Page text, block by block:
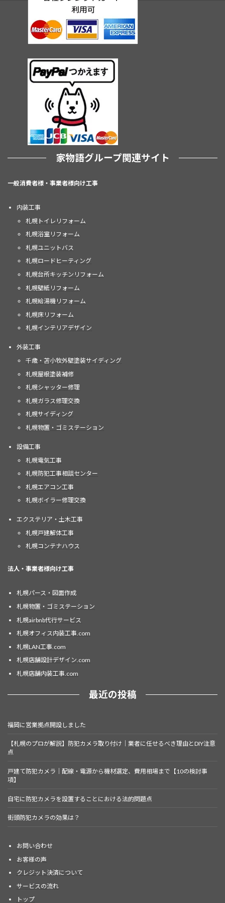
家物語グループ関連サイト
一般消費者様・事業者様向け工事
内装工事
札幌トイレリフォーム
札幌浴室リフォーム
札幌ユニットバス
札幌ロードヒーティング
札幌台所キッチンリフォーム
札幌壁紙リフォーム
札幌給湯機リフォーム
札幌床リフォーム
札幌インテリアデザイン
外装工事
千歳・苫小牧外壁塗装サイディング
札幌屋根塗装補修
札幌シャッター修理
札幌ガラス修理交換
札幌サイディング
札幌物置・ゴミステーション
設備工事
札幌電気工事
札幌防犯工事相談センター
札幌エアコン工事
札幌ボイラー修理交換
エクステリア・土木工事
札幌戸建解体工事
札幌コンテナハウス
法人・事業者様向け工事
札幌パース・図面作成
札幌物置・ゴミステーション
札幌airbnb代行サービス
札幌オフィス内装工事.com
札幌LAN工事.com
札幌店舗設計デザイン.com
札幌店舗内装工事.com
最近の投稿
福岡に営業拠点開設しました
【札幌のプロが解説】防犯カメラ取り付け｜業者に任せるべき理由とDIY注意
点
戸建て防犯カメラ｜配線・電源から機材選定、費用相場まで【10の検討事
項】
自宅に防犯カメラを設置することにおける法的問題点
街頭防犯カメラの効果は？
お問い合わせ
お客様の声
クレジット決済について
サービスの流れ
トップ